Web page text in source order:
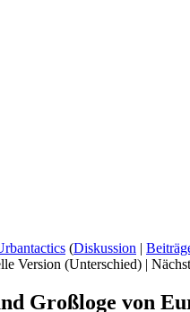
(Diskussion
Version (Unterschied) |
Großloge von